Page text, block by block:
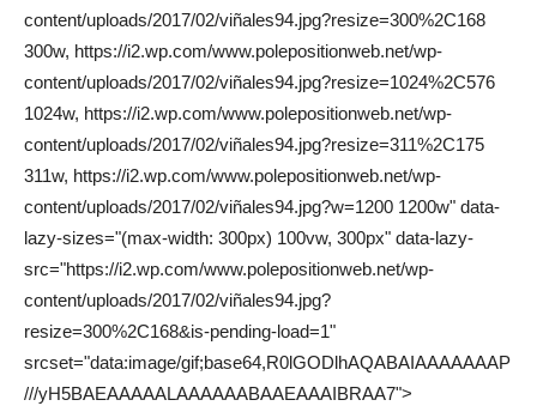
content/uploads/2017/02/viñales94.jpg?resize=300%2C168
300w, https://i2.wp.com/www.polepositionweb.net/wp-
content/uploads/2017/02/viñales94.jpg?resize=1024%2C576
1024w, https://i2.wp.com/www.polepositionweb.net/wp-
content/uploads/2017/02/viñales94.jpg?resize=311%2C175
311w, https://i2.wp.com/www.polepositionweb.net/wp-
content/uploads/2017/02/viñales94.jpg?w=1200 1200w" data-
lazy-sizes="(max-width: 300px) 100vw, 300px" data-lazy-
src="https://i2.wp.com/www.polepositionweb.net/wp-
content/uploads/2017/02/viñales94.jpg?
resize=300%2C168&is-pending-load=1"
srcset="data:image/gif;base64,R0lGODlhAQABAIAAAAAAAP
///yH5BAEAAAAALAAAAAABAAEAAAIBRAA7">